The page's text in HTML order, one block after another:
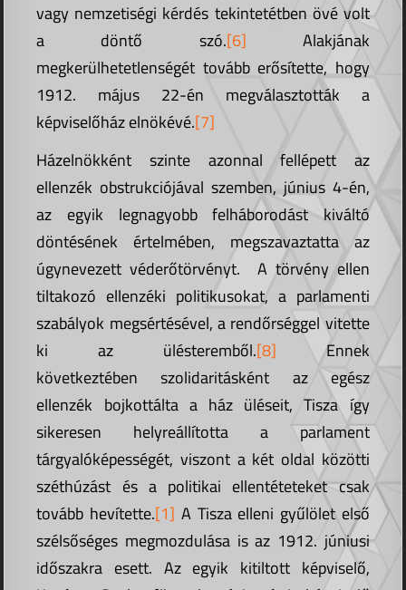
vagy nemzetiségi kérdés tekintetétben övé volt
a döntő szó.[6] Alakjának
megkerülhetetlenségét tovább erősítette, hogy
1912. május 22-én megválasztották a
képviselőház elnökévé.[7]
Házelnökként szinte azonnal fellépett az
ellenzék obstrukciójával szemben, június 4-én,
az egyik legnagyobb felháborodást kiváltó
döntésének értelmében, megszavaztatta az
úgynevezett véderőtörvényt. A törvény ellen
tiltakozó ellenzéki politikusokat, a parlamenti
szabályok megsértésével, a rendőrséggel vitette
ki az ülésteremből.[8] Ennek
következtében szolidaritásként az egész
ellenzék bojkottálta a ház üléseit, Tisza így
sikeresen helyreállította a parlament
tárgyalóképességét, viszont a két oldal közötti
széthúzást és a politikai ellentéteteket csak
tovább hevítette.[1] A Tisza elleni gyűlölet első
szélsőséges megmozdulása is az 1912. júniusi
időszakra esett. Az egyik kitiltott képviselő,